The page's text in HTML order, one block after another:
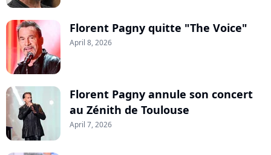
Florent Pagny quitte "The Voice"
April 8, 2026
Florent Pagny annule son concert
au Zénith de Toulouse
April 7, 2026